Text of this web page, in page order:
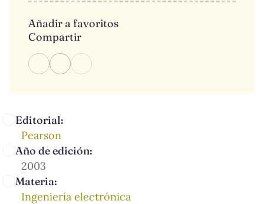
Editorial:
Pearson
Año de edición:
2003
Materia:
Ingeniería electrónica
Añadir a favoritos
Compartir